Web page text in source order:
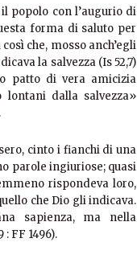
popolo con l’augurio di
forma di saluto per
che, mosso anch’egli
la salvezza (Is 52,7)
patto di vera amicizia
dalla salvezza»
cinto i fianchi di una
parole ingiuriose; quasi
rispondeva loro,
che Dio gli indicava.
sapienza, ma nella
: FF 1496).